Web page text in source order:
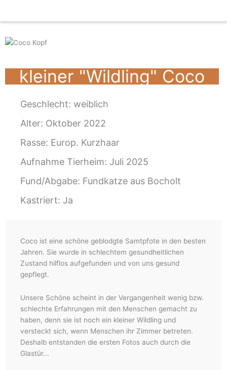
kleiner "Wildling" Coco
Geschlecht: weiblich
Alter: Oktober 2022
Rasse: Europ. Kurzhaar
Aufnahme Tierheim: Juli 2025
Fund/Abgabe: Fundkatze aus Bocholt
Kastriert: Ja
Coco ist eine schöne geblodgte Samtpfote in den besten
Jahren. Sie wurde in schlechtem gesundheitlichen
Zustand hilflos aufgefunden und von uns gesund
gepflegt.
Unsere Schöne scheint in der Vergangenheit wenig bzw.
schlechte Erfahrungen mit den Menschen gemacht zu
haben, denn sie ist noch ein kleiner Wildling und
versteckt sich, wenn Menschen ihr Zimmer betreten.
Deshalb entstanden die ersten Fotos auch durch die
Glastür...